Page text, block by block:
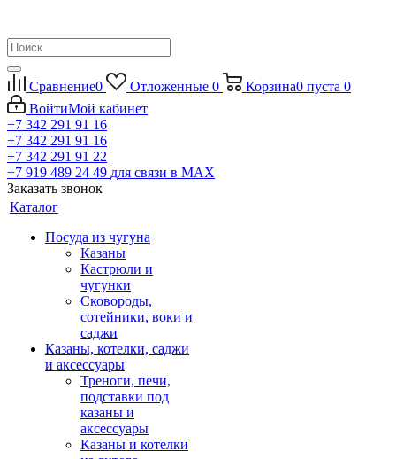
Сравнение0 Отложенные 0 Корзина0 пуста 0
ВойтиМой кабинет
+7 342 291 91 16
+7 342 291 91 16
+7 342 291 91 22
+7 919 489 24 49 для связи в МАХ
Заказать звонок
Каталог
Посуда из чугуна
Казаны
Кастрюли и
чугунки
Сковороды,
сотейники, воки и
саджи
Казаны, котелки, саджи
и аксессуары
Треноги, печи,
подставки под
казаны и
аксессуары
Казаны и котелки